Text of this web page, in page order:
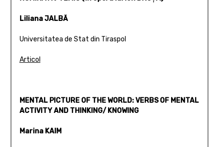
Liliana JALBĂ
Universitatea de Stat din Tiraspol
Articol
MENTAL PICTURE OF THE WORLD: VERBS OF MENTAL
ACTIVITY AND THINKING/ KNOWING
Marina KAIM